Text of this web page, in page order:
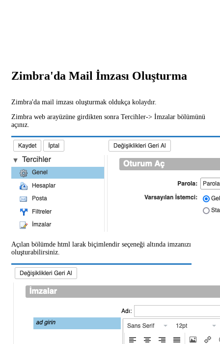
Zimbra'da Mail İmzası Oluşturma
Zimbra'da mail imzası oluşturmak oldukça kolaydır.
Zimbra web arayüzüne girdikten sonra Tercihler-> İmzalar bölümünü
açınız.
Açılan bölümde html larak biçimlendir seçeneği altında imzanızı
oluşturabilirsiniz.